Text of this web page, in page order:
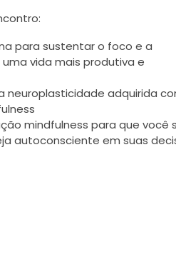
para sustentar o foco e a
vida mais produtiva e
neuroplasticidade adquirida
mindfulness para que você
autoconsciente em suas